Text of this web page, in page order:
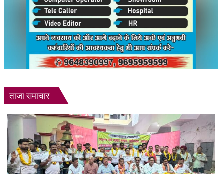
ताजा समाचार